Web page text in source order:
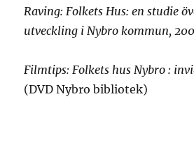
Raving: Folkets Hus: en studie
utveckling i Nybro kommun,
Filmtips: Folkets hus Nybro :
(DVD Nybro bibliotek)